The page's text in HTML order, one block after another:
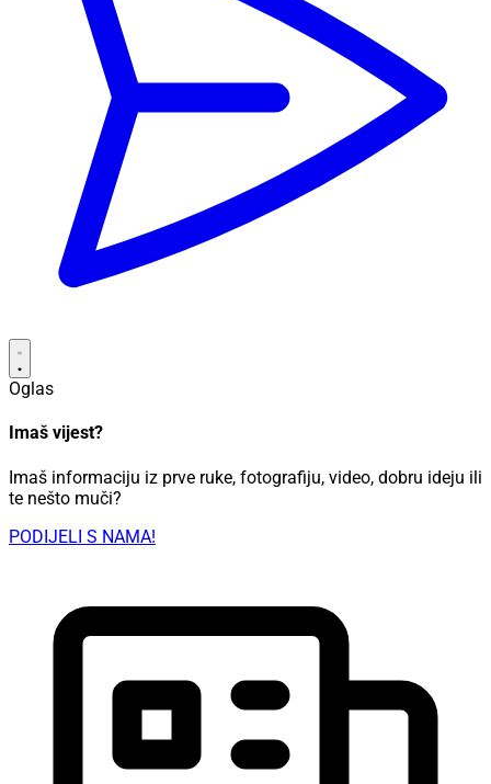
Oglas
Imaš vijest?
Imaš informaciju iz prve ruke, fotografiju, video, dobru ideju ili
te nešto muči?
PODIJELI S NAMA!